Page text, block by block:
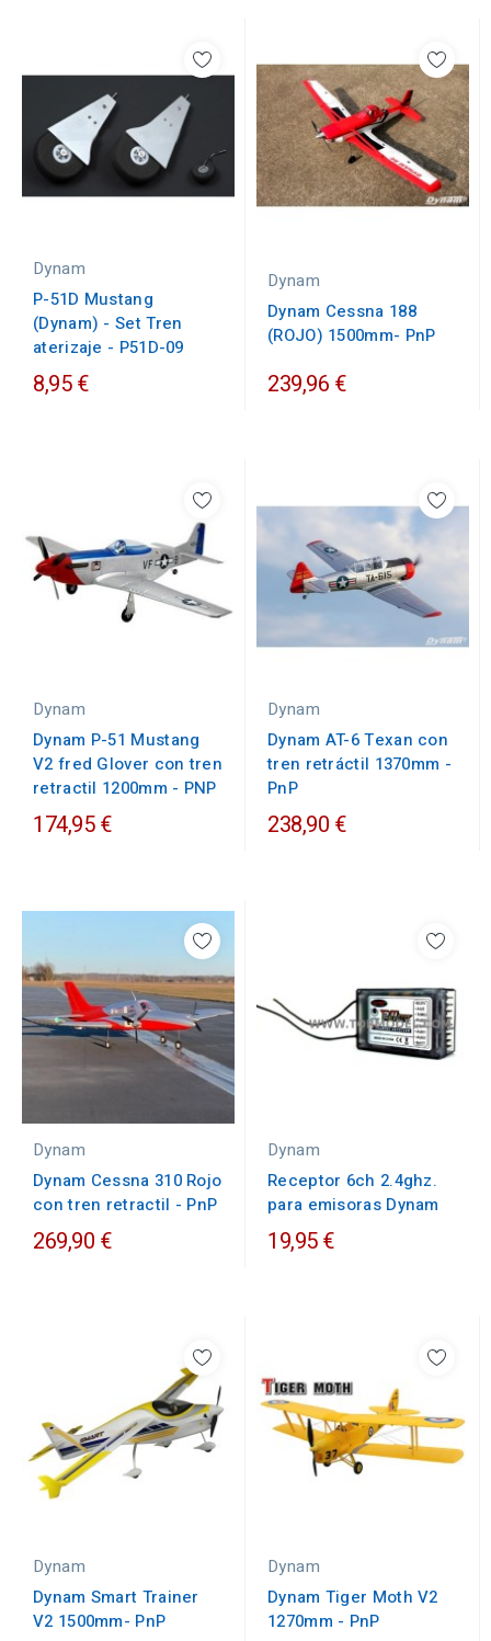
Dynam
P-51D Mustang
(Dynam) - Set Tren
aterizaje - P51D-09
8,95 €
Dynam
Dynam Cessna 188
(ROJO) 1500mm- PnP
239,96 €
Dynam
Dynam P-51 Mustang
V2 fred Glover con tren
retractil 1200mm - PNP
174,95 €
Dynam
Dynam AT-6 Texan con
tren retráctil 1370mm -
PnP
238,90 €
Dynam
Dynam Cessna 310 Rojo
con tren retractil - PnP
269,90 €
Dynam
Receptor 6ch 2.4ghz.
para emisoras Dynam
19,95 €
Dynam
Dynam Smart Trainer
V2 1500mm- PnP
Dynam
Dynam Tiger Moth V2
1270mm - PnP